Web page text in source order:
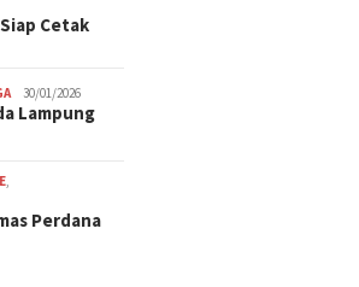
Cetak
30/01/2026
Lampung
Perdana